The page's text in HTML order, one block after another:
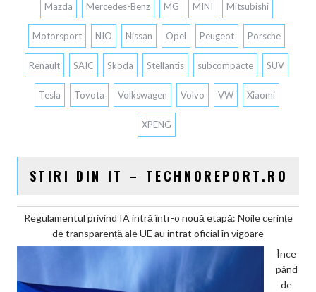
Mazda Mercedes-Benz MG MINI Mitsubishi
Motorsport NIO Nissan Opel Peugeot Porsche
Renault SAIC Skoda Stellantis subcompacte SUV
Tesla Toyota Volkswagen Volvo VW Xiaomi
XPENG
STIRI DIN IT – TECHNOREPORT.RO
Regulamentul privind IA intră într-o nouă etapă: Noile cerințe
de transparență ale UE au intrat oficial în vigoare
Înce
pând
de